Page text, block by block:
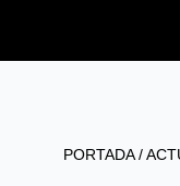
PORTADA/